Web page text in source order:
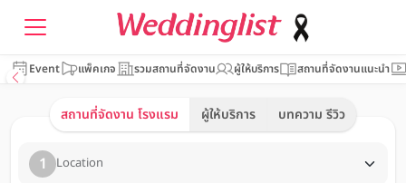
Event แพ็คเกจ รวมสถานที่จัดงาน ผู้ให้บริการ สถานที่จัดงานแนะนำ
สถานที่จัดงาน โรงแรม ผู้ให้บริการ บทความ รีวิว
1 Location